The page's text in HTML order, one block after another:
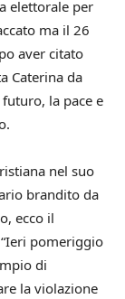
elettorale per
ma il 26
aver citato
Caterina da
la pace e
nel suo
brandito da
ecco il
pomeriggio
di
la violazione